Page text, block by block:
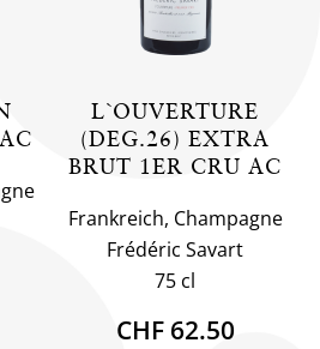
L`OUVERTURE
(DEG.26) EXTRA
BRUT 1ER CRU AC
Frankreich, Champagne
Frédéric Savart
75 cl
CHF 62.50